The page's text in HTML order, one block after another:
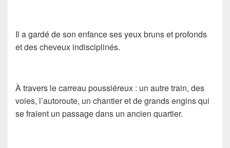
Il a gardé de son enfance ses yeux bruns et profonds
et des cheveux indisciplinés.
À travers le carreau poussiéreux : un autre train, des
voies, l’autoroute, un chantier et de grands engins qui
se fraient un passage dans un ancien quartier.